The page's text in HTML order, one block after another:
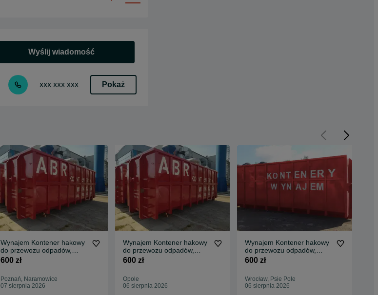
Wyślij wiadomość
xxx xxx xxx Pokaż
Wynajem Kontener hakowy
do przewozu odpadów,
organizacja transportu
600 zł
Poznań, Naramowice
07 sierpnia 2026
Wynajem Kontener hakowy
do przewozu odpadów,
organizacja transportu
600 zł
Opole
06 sierpnia 2026
Wynajem Kontener hakowy
do przewozu odpadów,
organizacja transportu
600 zł
Wrocław, Psie Pole
06 sierpnia 2026